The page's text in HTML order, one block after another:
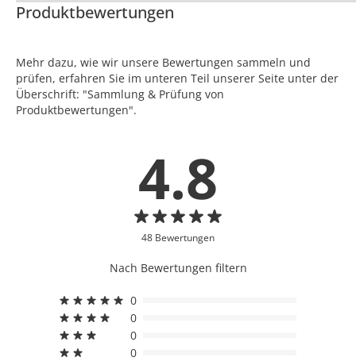
Produktbewertungen
Mehr dazu, wie wir unsere Bewertungen sammeln und
prüfen, erfahren Sie im unteren Teil unserer Seite unter der
Überschrift: "Sammlung & Prüfung von
Produktbewertungen".
4.8
48 Bewertungen
Nach Bewertungen filtern
0
0
0
0